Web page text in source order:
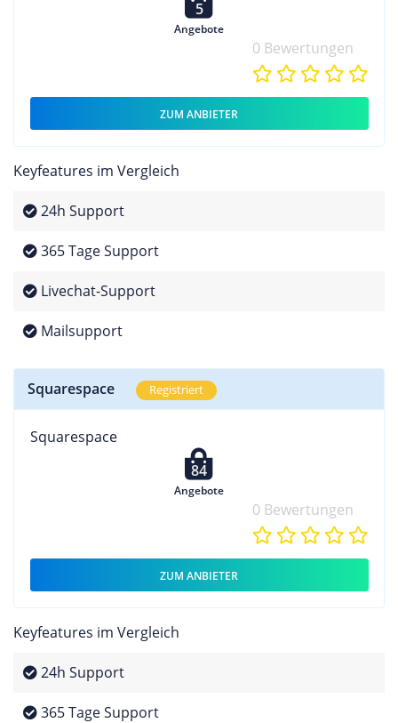
5
Angebote
0 Bewertungen
ZUM ANBIETER
Keyfeatures im Vergleich
24h Support
365 Tage Support
Livechat-Support
Mailsupport
Squarespace Registriert
Squarespace
84
Angebote
0 Bewertungen
ZUM ANBIETER
Keyfeatures im Vergleich
24h Support
365 Tage Support